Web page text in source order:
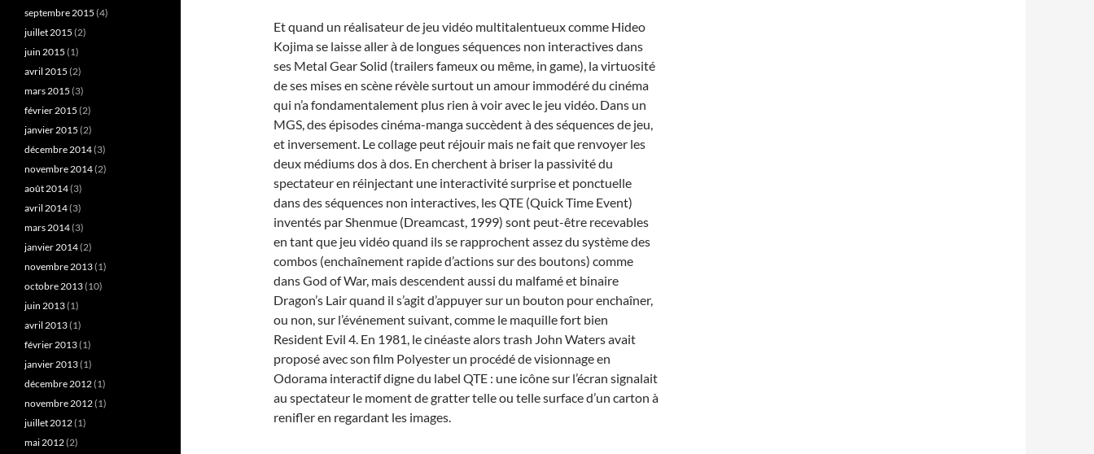
Et quand un réalisateur de jeu vidéo multitalentueux comme Hideo
Kojima se laisse aller à de longues séquences non interactives dans
ses Metal Gear Solid (trailers fameux ou même, in game), la virtuosité
de ses mises en scène révèle surtout un amour immodéré du cinéma
qui n’a fondamentalement plus rien à voir avec le jeu vidéo. Dans un
MGS, des épisodes cinéma-manga succèdent à des séquences de jeu,
et inversement. Le collage peut réjouir mais ne fait que renvoyer les
deux médiums dos à dos. En cherchent à briser la passivité du
spectateur en réinjectant une interactivité surprise et ponctuelle
dans des séquences non interactives, les QTE (Quick Time Event)
inventés par Shenmue (Dreamcast, 1999) sont peut-être recevables
en tant que jeu vidéo quand ils se rapprochent assez du système des
combos (enchaînement rapide d’actions sur des boutons) comme
dans God of War, mais descendent aussi du malfamé et binaire
Dragon’s Lair quand il s’agit d’appuyer sur un bouton pour enchaîner,
ou non, sur l’événement suivant, comme le maquille fort bien
Resident Evil 4. En 1981, le cinéaste alors trash John Waters avait
proposé avec son film Polyester un procédé de visionnage en
Odorama interactif digne du label QTE : une icône sur l’écran signalait
au spectateur le moment de gratter telle ou telle surface d’un carton à
renifler en regardant les images.
septembre 2015 (4)
juillet 2015 (2)
juin 2015 (1)
avril 2015 (2)
mars 2015 (3)
février 2015 (2)
janvier 2015 (2)
décembre 2014(3)
novembre 2014(2)
août 2014(3)
avril 2014(3)
mars 2014(3)
janvier 2014(2)
novembre 2013(1)
octobre 2013(10)
juin 2013(1)
avril 2013(1)
février 2013(1)
janvier 2013(1)
décembre 2012(1)
novembre 2012(1)
juillet 2012(1)
mai 2012(2)